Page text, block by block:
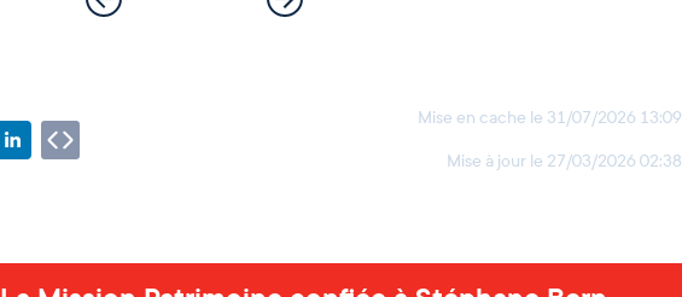
Mise en cache le 31/07/2026 13:09
Mise à jour le 27/03/2026 02:38